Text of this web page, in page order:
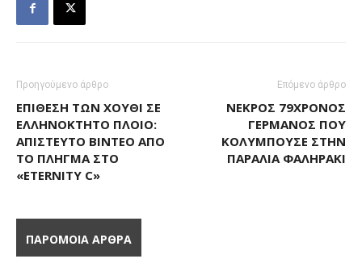
Προηγούμενο άρθρο
ΕΠΊΘΕΣΗ ΤΩΝ ΧΟΎΘΙ ΣΕ
ΕΛΛΗΝΌΚΤΗΤΟ ΠΛΟΊΟ:
ΑΠΊΣΤΕΥΤΟ ΒΊΝΤΕΟ ΑΠΌ
ΤΟ ΠΛΉΓΜΑ ΣΤΟ
«ETERNITY C»
Επόμενο άρθρο
ΝΕΚΡΌΣ 79ΧΡΟΝΟΣ
ΓΕΡΜΑΝΌΣ ΠΟΥ
ΚΟΛΥΜΠΟΎΣΕ ΣΤΗΝ
ΠΑΡΑΛΊΑ ΦΑΛΗΡΆΚΙ
ΠΑΡΟΜΟΙΑ ΑΡΘΡΑ